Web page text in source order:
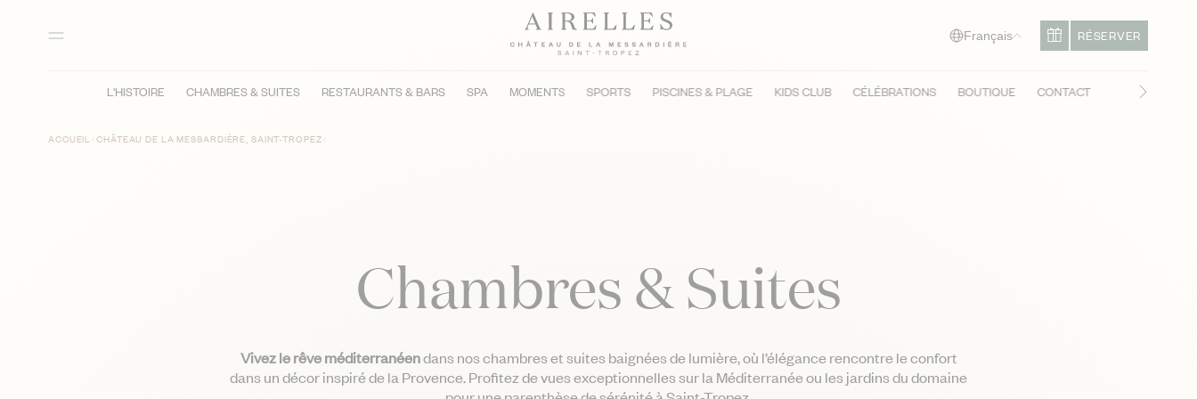
Français RÉSERVER
L'HISTOIRE CHAMBRES & SUITES RESTAURANTS & BARS SPA MOMENTS SPORTS PISCINES & PLAGE KIDS CLUB CÉLÉBRATIONS BOUTIQUE CONTACT
ACCUEIL CHÂTEAU DE LA MESSARDIÈRE, SAINT-TROPEZ
Chambres & Suites
Vivez le rêve méditerranéendans nos chambres et suites baignées de lumière, où l’élégance rencontre le confort
dans un décor inspiré de la Provence. Profitez de vues exceptionnelles sur la Méditerranée ou les jardins du domaine